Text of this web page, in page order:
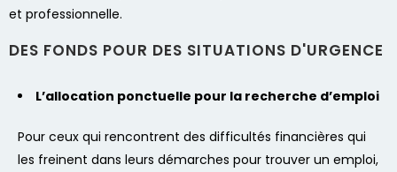
et professionnelle.
DES FONDS POUR DES SITUATIONS D'URGENCE
L’allocation ponctuelle pour la recherche d’emploi
Pour ceux qui rencontrent des difficultés financières qui
les freinent dans leurs démarches pour trouver un emploi,